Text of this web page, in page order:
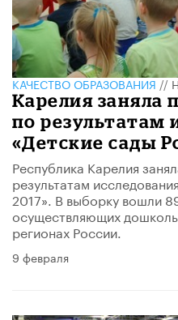
КАЧЕСТВО ОБРАЗОВАНИЯ//
Карелия заняла
по результатам
«Детские сады
Республика Карелия
результатам
2017». В выборку вошли
осуществляющих
регионах России.
9 февраля